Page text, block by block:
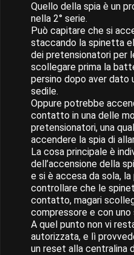
Quello della spia è un
nella 2° serie.
Può capitare che si
staccando la spinetta
dei pretensionatori per
scollegare prima la
persino dopo aver dato
sedile.
Oppure potrebbe
contatto in una delle
pretensionatori, una
accendere la spia di
La cosa principale è
dell’accensione della
e si è accesa da sola,
controllare che le
contatto, magari
compressore e con
A quel punto non vi
autorizzata, e lì
un reset alla centralina